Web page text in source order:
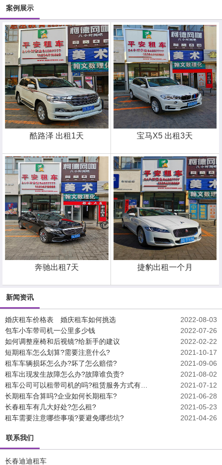
案例展示
酷路泽 出租1天 宝马X5 出租3天
奔驰出租7天 捷豹出租一个月
新闻资讯
婚庆租车价格表 婚庆租车如何挑选
2022-08-03
包车小车带司机一公里多少钱
2022-07-26
如何调整座椅和后视镜?给新手的建议
2022-02-22
短期租车怎么划算?需要注意什么?
2021-10-17
租车车辆损坏怎么办?坏了怎么赔偿?
2021-09-06
租车出现发生故障怎么办?故障谁负责?
2021-08-02
2021-07-12
长期租车合算吗?企业如何长期租车?
2021-06-28
长春租车有几大好处?怎么租?
2021-05-23
租车需要注意哪些事项?要避免哪些坑?
2021-04-26
联系我们
长春迪迪租车